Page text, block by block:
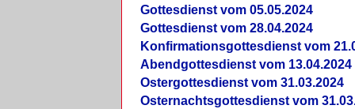
Gottesdienst vom 05.05.2024
Gottesdienst vom 28.04.2024
Konfirmationsgottesdienst vom
Abendgottesdienst vom 13.04.2024
Ostergottesdienst vom 31.03.2024
Osternachtsgottesdienst vom